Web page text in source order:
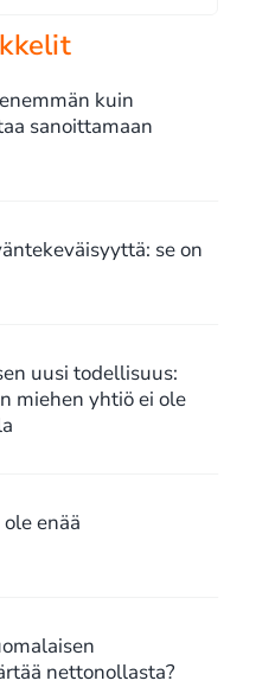
kuin
sanoittamaan
se on
uusi todellisuus:
miehen yhtiö ei ole
enää
nettonollasta?